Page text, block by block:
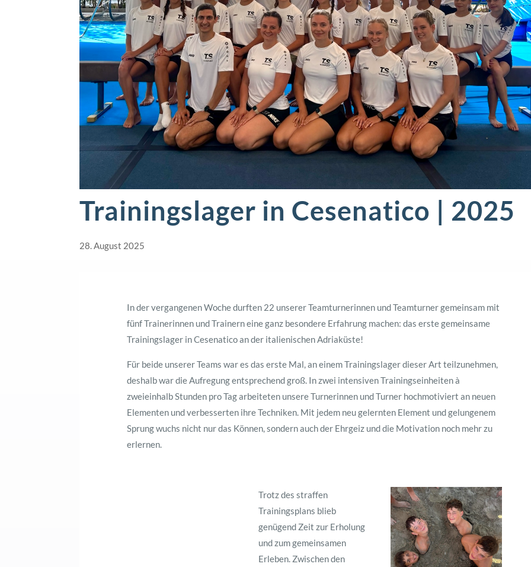
Trainingslager in Cesenatico | 2025
28. August 2025
In der vergangenen Woche durften 22 unserer Teamturnerinnen und Teamturner gemeinsam mit
fünf Trainerinnen und Trainern eine ganz besondere Erfahrung machen: das erste gemeinsame
Trainingslager in Cesenatico an der italienischen Adriaküste!
Für beide unserer Teams war es das erste Mal, an einem Trainingslager dieser Art teilzunehmen,
deshalb war die Aufregung entsprechend groß. In zwei intensiven Trainingseinheiten à
zweieinhalb Stunden pro Tag arbeiteten unsere Turnerinnen und Turner hochmotiviert an neuen
Elementen und verbesserten ihre Techniken. Mit jedem neu gelernten Element und gelungenem
Sprung wuchs nicht nur das Können, sondern auch der Ehrgeiz und die Motivation noch mehr zu
erlernen.
Trotz des straffen
Trainingsplans blieb
genügend Zeit zur Erholung
und zum gemeinsamen
Erleben. Zwischen den